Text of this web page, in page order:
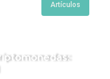
Artículos